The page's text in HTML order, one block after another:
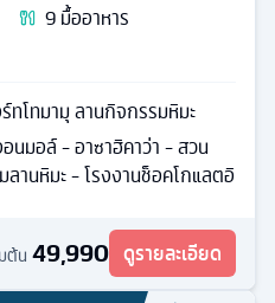
9มื้ออาหาร
ทโทมามุ ลานกิจกรรมหิมะ
นมอล์ - อาซาฮิคาว่า - สวน
านหิมะ - โรงงานช็อคโกแลตอิ
ต้น 49,990 ดูรายละเอียด